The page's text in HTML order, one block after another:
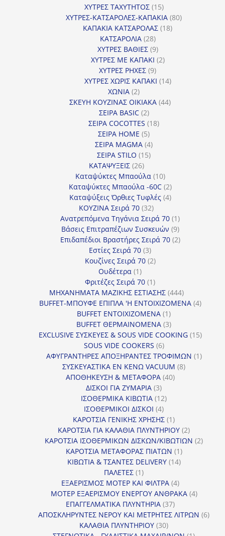
προϊόντα
ΧΥΤΡΕΣ ΤΑΧΥΤΗΤΟΣ 1515
προϊόντα
ΧΥΤΡΕΣ-ΚΑΤΣΑΡΟΛΕΣ-ΚΑΠΑΚΙΑ 8080
ΚΑΠΑΚΙΑ ΚΑΤΣΑΡΟΛΑΣ 1818
ΚΑΤΣΑΡΟΛΙΑ 2828
προϊόντα
ΧΥΤΡΕΣ ΒΑΘΙΕΣ 99
προϊόντα
ΧΥΤΡΕΣ ΜΕ ΚΑΠΑΚΙ 22
ΧΥΤΡΕΣ ΡΗΧΕΣ 99
προϊόντα
ΧΥΤΡΕΣ ΧΩΡΙΣ ΚΑΠΑΚΙ 1414
ΧΩΝΙΑ 22
προϊόντα
ΣΚΕΥΗ ΚΟΥΖΙΝΑΣ ΟΙΚΙΑΚΑ 4444
ΣΕΙΡΑ BASIC 22
προϊόντα
ΣΕΙΡΑ COCOTTES 1818
ΣΕΙΡΑ HOME 55
προϊόντα
ΣΕΙΡΑ MAGMA 44
προϊόντα
ΣΕΙΡΑ STILO 1515
ΚΑΤΑΨΥΞΕΙΣ 2626
προϊόντα
Καταψύκτες Μπαούλα 1010
προϊόντα
Καταψύκτες Μπαούλα -60C 22
προϊόντα
Καταψύξεις Όρθιες Τυφλές 44
ΚΟΥΖΙΝΑ Σειρά 70 3232
προϊόντα
Ανατρεπόμενα Τηγάνια Σειρά 70 11
προϊόν
Βάσεις Επιτραπέζιων Συσκευών 99
προϊόντα
Επιδαπέδιοι Βραστήρες Σειρά 70 22
Εστίες Σειρά 70 33
προϊόντα
Κουζίνες Σειρά 70 22
Ουδέτερα 11
προϊόν
Φριτέζες Σειρά 70 11
προϊόν
ΜΗΧΑΝΗΜΑΤΑ ΜΑΖΙΚΗΣ ΕΣΤΙΑΣΗΣ 444444
προϊόντα
BUFFET-ΜΠΟΥΦΕ ΕΠΙΠΛΑ 'Η ΕΝΤΟΙΧΙΖΟΜΕΝΑ 44
BUFFET ΕΝΤΟΙΧΙΖΟΜΕΝΑ 11
προϊόν
BUFFET ΘΕΡΜΑΙΝΟΜΕΝΑ 33
προϊόντα
EXCLUSIVE ΣΥΣΚΕΥΕΣ & SOUS VIDE COOKING 1515
SOUS VIDE COOKERS 66
προϊόντα
ΑΦΥΓΡΑΝΤΗΡΕΣ ΑΠΟΞΗΡΑΝΤΕΣ ΤΡΟΦΙΜΩΝ 11
ΣΥΣΚΕΥΑΣΤΙΚΑ ΕΝ ΚΕΝΩ VACUUM 88
ΑΠΟΘΗΚΕΥΣΗ & ΜΕΤΑΦΟΡΑ 4040
ΔΙΣΚΟΙ ΓΙΑ ΖΥΜΑΡΙΑ 33
προϊόντα
ΙΣΟΘΕΡΜΙΚΑ ΚΙΒΩΤΙΑ 1212
ΙΣΟΘΕΡΜΙΚΟΙ ΔΙΣΚΟΙ 44
προϊόντα
ΚΑΡΟΤΣΙΑ ΓΕΝΙΚΗΣ ΧΡΗΣΗΣ 11
προϊόν
ΚΑΡΟΤΣΙΑ ΓΙΑ ΚΑΛΑΘΙΑ ΠΛΥΝΤΗΡΙΟΥ 22
προϊόντα
ΚΑΡΟΤΣΙΑ ΙΣΟΘΕΡΜΙΚΩΝ ΔΙΣΚΩΝ/ΚΙΒΩΤΙΩΝ 22
ΚΑΡΟΤΣΙΑ ΜΕΤΑΦΟΡΑΣ ΠΙΑΤΩΝ 11
προϊόν
ΚΙΒΩΤΙΑ & ΤΣΑΝΤΕΣ DELIVERY 1414
ΠΑΛΕΤΕΣ 11
προϊόν
ΕΞΑΕΡΙΣΜΟΣ ΜΟΤΕΡ ΚΑΙ ΦΙΛΤΡΑ 44
προϊόντα
ΜΟΤΕΡ ΕΞΑΕΡΙΣΜΟΥ ΕΝΕΡΓΟΥ ΑΝΘΡΑΚΑ 44
ΕΠΑΓΓΕΛΜΑΤΙΚΑ ΠΛΥΝΤΗΡΙΑ 3737
προϊόντα
ΑΠΟΣΚΛΗΡΥΝΤΕΣ ΝΕΡΟΥ ΚΑΙ ΜΕΤΡΗΤΕΣ ΛΙΤΡΩΝ 66
ΚΑΛΑΘΙΑ ΠΛΥΝΤΗΡΙΟΥ 3030